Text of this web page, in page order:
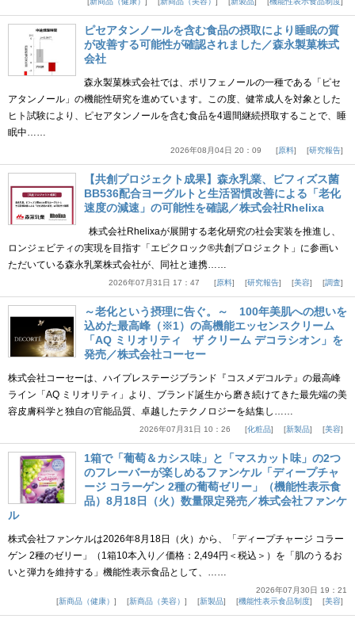
ピセアタンノールを含む食品の摂取により睡眠の質
が改善する可能性が確認されました／森永製菓株式
会社
森永製菓株式会社では、ポリフェノールの一種である「ピセ
アタンノール」の機能性研究を進めています。この度、健常成人を対象とした
ヒト試験により、ピセアタンノールを含む食品を4週間継続摂取することで、睡
眠中……
2026年08月04日 20：09 原料 研究報告
【共創プロジェクト成果】森永乳業、ビフィズス菌
BB536配合ヨーグルトと生活習慣改善による「老化
速度の減速」の可能性を確認／株式会社Rhelixa
株式会社Rhelixaが展開する老化研究の社会実装を推進し、
ロンジェビティの実現を目指す「エピクロック®共創プロジェクト」に参画い
ただいている森永乳業株式会社が、同社と連携……
2026年07月31日 17：47 原料 研究報告 美容 調査
～老化という摂理に告ぐ。～ 100年美肌への想いを
込めた最高峰（※1）の高機能エッセンスクリーム
「AQ ミリオリティ ザ クリーム デコラシオン」を
発売／株式会社コーセー
株式会社コーセーは、ハイプレステージブランド『コスメデコルテ』の最高峰
ライン「AQ ミリオリティ」より、ブランド誕生から磨き続けてきた最先端の美
容皮膚科学と独自の官能品質、卓越したテクノロジーを結集し……
2026年07月31日 10：26 化粧品 新製品 美容
1箱で「葡萄＆カシス味」と「マスカット味」の2つ
のフレーバーが楽しめるファンケル「ディープチャ
ージ コラーゲン 2種の葡萄ゼリー」（機能性表示食
品）8月18日（火）数量限定発売／株式会社ファンケ
ル
株式会社ファンケルは2026年8月18日（火）から、「ディープチャージ コラー
ゲン 2種のゼリー」（1箱10本入り／価格：2,494円＜税込＞）を「肌のうるお
いと弾力を維持する」機能性表示食品として、……
2026年07月30日 19：21
新商品（健康）
新商品（美容） 新製品 機能性表示食品制度 美容